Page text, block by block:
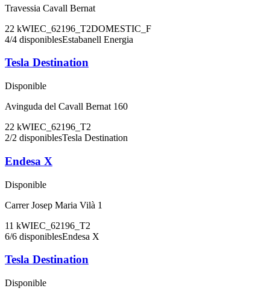
Travessia Cavall Bernat
22 kWIEC_62196_T2DOMESTIC_F
4/4 disponiblesEstabanell Energia
Tesla Destination
Disponible
Avinguda del Cavall Bernat 160
22 kWIEC_62196_T2
2/2 disponiblesTesla Destination
Endesa X
Disponible
Carrer Josep Maria Vilà 1
11 kWIEC_62196_T2
6/6 disponiblesEndesa X
Tesla Destination
Disponible